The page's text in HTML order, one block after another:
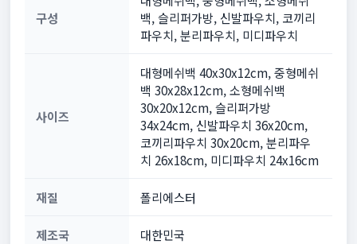
구성
백, 슬리퍼가방, 신발파우치, 코끼리
파우치, 분리파우치, 미디파우치
사이즈
대형메쉬백 40x30x12cm, 중형메쉬
백 30x28x12cm, 소형메쉬백
30x20x12cm, 슬리퍼가방
34x24cm, 신발파우치 36x20cm,
코끼리파우치 30x20cm, 분리파우
치 26x18cm, 미디파우치 24x16cm
재질 폴리에스터
제조국 대한민국